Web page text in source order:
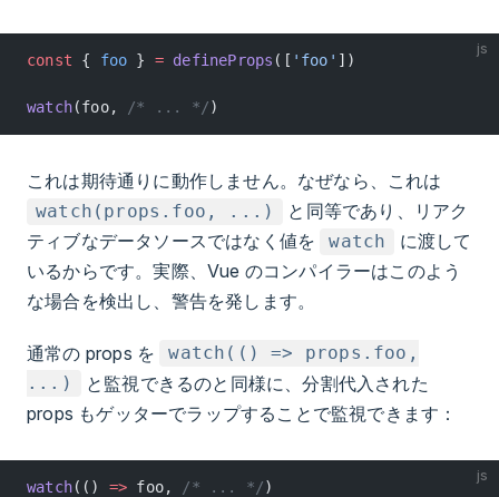
js
const { foo } = defineProps ([ 'foo' ])
watch(foo, /* ... */)
これは期待通りに動作しません。なぜなら、これは
watch(props.foo, ...)
と同等であり、リアク
ティブなデータソースではなく値を
watch
に渡して
いるからです。実際、Vue のコンパイラーはこのよう
な場合を検出し、警告を発します。
通常の props を
watch(() => props.foo,
...)
と監視できるのと同様に、分割代入された
props もゲッターでラップすることで監視できます：
js
watch(() => foo, /* ... */)